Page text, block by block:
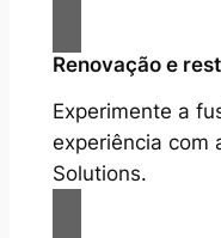
Renovação e
Experimente a
experiência com
Solutions.